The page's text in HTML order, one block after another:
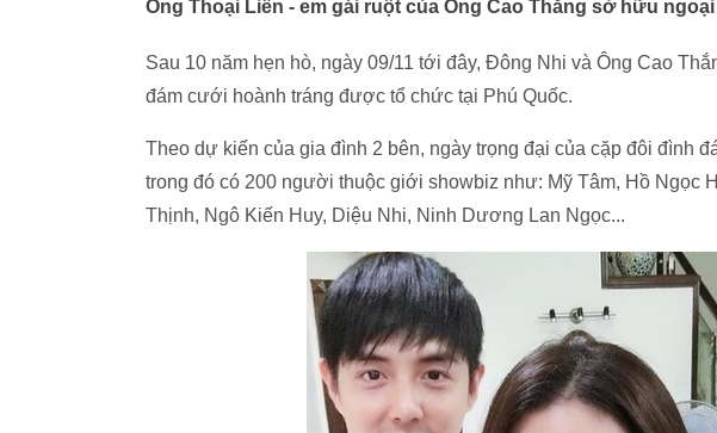
Ông Thoại Liên - em gái ruột của Ông Cao Thắng sở hữu
Sau 10 năm hẹn hò, ngày 09/11 tới đây, Đông Nhi và Ông Cao
đám cưới hoành tráng được tổ chức tại Phú Quốc.
Theo dự kiến của gia đình 2 bên, ngày trọng đại của cặp đôi đình
trong đó có 200 người thuộc giới showbiz như: Mỹ Tâm, Hồ Ngọc
Thịnh, Ngô Kiến Huy, Diệu Nhi, Ninh Dương Lan Ngọc...